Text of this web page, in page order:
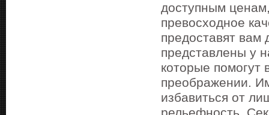
доступным
превосходное
предоставят вам
представлены у
которые помогут
преображении.
избавиться от